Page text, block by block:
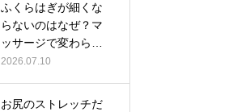
ふくらはぎが細くな
らないのはなぜ？マ
ッサージで変わらな
い根本原因
2026.07.10
お尻のストレッチだ